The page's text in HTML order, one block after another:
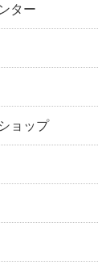
ター
ョップ